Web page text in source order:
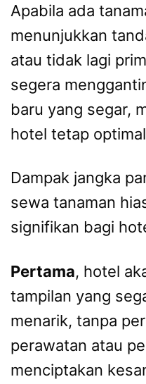
Apabila ada
menunjukkan
atau tidak lagi
segera
baru yang segar,
hotel tetap
Dampak jangka
sewa tanaman
signifikan bagi
Pertama, hotel
tampilan yang
menarik, tanpa
perawatan atau
menciptakan